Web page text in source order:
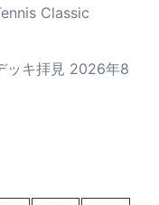
Classic
ッキ拝見 2026年8